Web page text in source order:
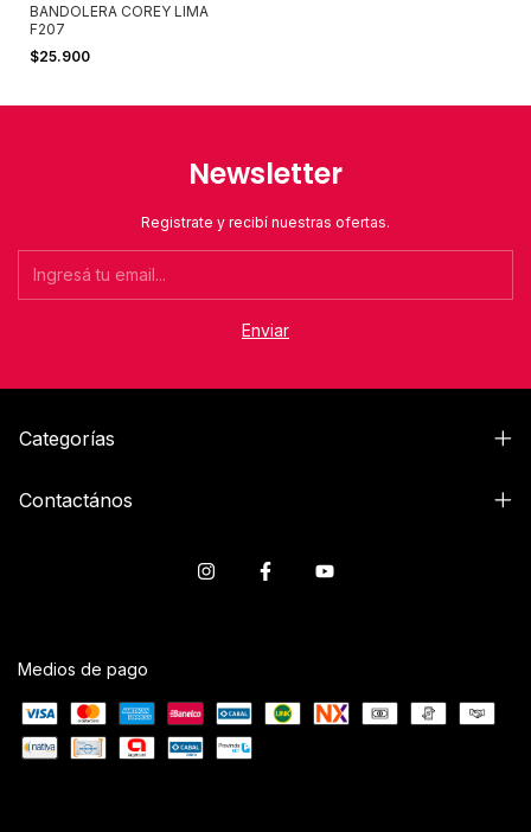
BANDOLERA COREY LIMA
F207
$25.900
Newsletter
Registrate y recibí nuestras ofertas.
Categorías
Contactános
Medios de pago